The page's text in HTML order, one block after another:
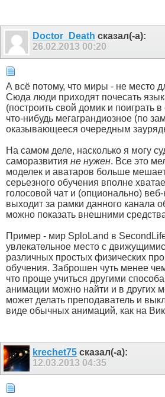
Doctor_Death сказал(-а):
26.02.2013 00:20
А всё потому, что миры - не место
Сюда люди приходят почесать
(построить свой домик и поиграть
что-нибудь мегаграндиозное (по
оказывающееся очередным
На самом деле, насколько я могу
саморазвития не нужен. Все это
моделек и аватаров больше
серьезного обучения вполне
голосовой чат и (опционально)
выходит за рамки данного канала
можно показать внешними
Пример - мир SploLand в
увлекательное место с
различных простых физических
обучения. Заброшен чуть менее
что проще учиться другими
анимации можно найти и в других
может делать преподаватель и
виде обычных анимаций, как на
krechet75 сказал(-а):
12.03.2013 04:35